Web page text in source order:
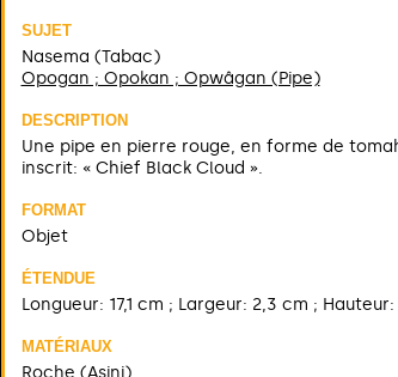
SUJET
Nasema (Tabac)
Opogan ; Opokan ; Opwâgan (Pipe)
DESCRIPTION
Une pipe en pierre rouge, en forme de
inscrit: « Chief Black Cloud ».
FORMAT
Objet
ÉTENDUE
Longueur: 17,1 cm ; Largeur: 2,3 cm ; Hauteur:
MATÉRIAUX
Roche (Asini)